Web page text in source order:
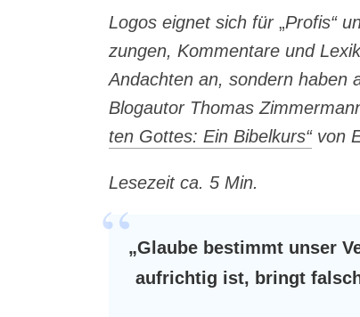
Logos eig­net sich für „Pro­fis“
zun­gen, Kom­men­ta­re und
Andach­ten an, son­dern haben
Blog­au­tor Tho­mas
ten Got­tes: Ein Bibel­kurs“von
Lese­zeit ca. 5 Min.
„Glau­be bestimmt unser
auf­rich­tig ist, bringt